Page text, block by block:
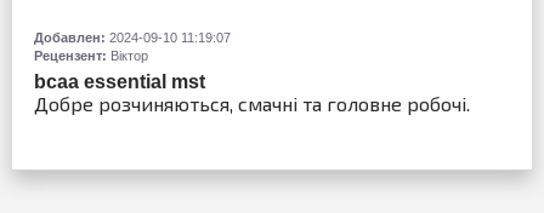
Добавлен: 2024-09-10 11:19:07
Рецензент: Віктор
bcaa essential mst
Добре розчиняються, смачні та головне робочі.